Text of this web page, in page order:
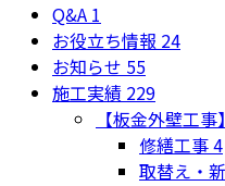
Q&A 1
お役立ち情報 24
お知らせ 55
施工実績 229
【板金外壁工事】
修繕工事4
取替え・